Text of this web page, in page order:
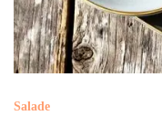
Salade